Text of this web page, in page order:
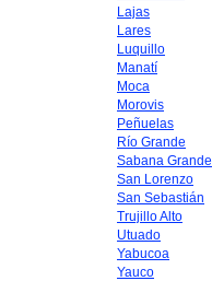
Lajas
Lares
Luquillo
Manatí
Moca
Morovis
Peñuelas
Río Grande
Sabana Grande
San Lorenzo
San Sebastián
Trujillo Alto
Utuado
Yabucoa
Yauco